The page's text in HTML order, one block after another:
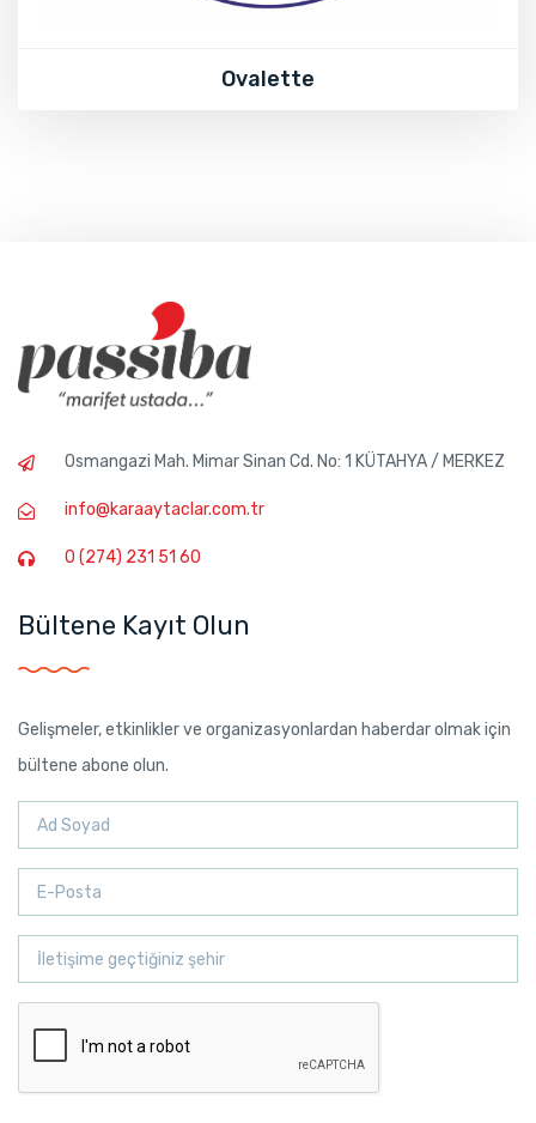
Ovalette
Osmangazi Mah. Mimar Sinan Cd. No: 1 KÜTAHYA / MERKEZ
info@karaaytaclar.com.tr
0 (274) 231 51 60
Bültene Kayıt Olun
Gelişmeler, etkinlikler ve organizasyonlardan haberdar olmak için
bültene abone olun.